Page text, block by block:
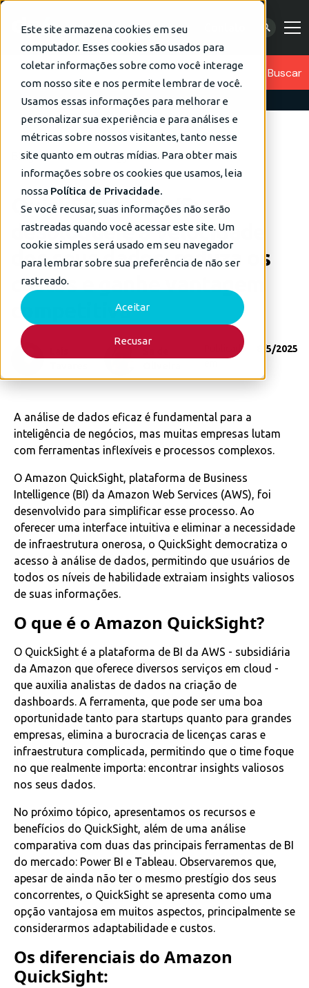
Este site armazena cookies em seu
computador. Esses cookies são usados para
coletar informações sobre como você interage
com nosso site e nos permite lembrar de você.
Usamos essas informações para melhorar e
personalizar sua experiência e para análises e
métricas sobre nossos visitantes, tanto nesse
site quanto em outras mídias. Para obter mais
informações sobre os cookies que usamos, leia
nossa Política de Privacidade.
Se você recusar, suas informações não serão
rastreadas quando você acessar este site. Um
cookie simples será usado em seu navegador
para lembrar sobre sua preferência de não ser
rastreado.
Aceitar
Recusar
Blog Data Strategy
QuickSight e AWS:
desbloqueie a velocidade
dos seus dados, reduza os
custos e ganhe vantagem
competitiva
Publicado
8/5/2025
A análise de dados eficaz é fundamental para a
inteligência de negócios, mas muitas empresas lutam
com ferramentas inflexíveis e processos complexos.
O Amazon QuickSight, plataforma de Business
Intelligence (BI) da Amazon Web Services (AWS), foi
desenvolvido para simplificar esse processo. Ao
oferecer uma interface intuitiva e eliminar a necessidade
de infraestrutura onerosa, o QuickSight democratiza o
acesso à análise de dados, permitindo que usuários de
todos os níveis de habilidade extraiam insights valiosos
de suas informações.
O que é o Amazon QuickSight?
O QuickSight é a plataforma de BI da AWS - subsidiária
da Amazon que oferece diversos serviços em cloud -
que auxilia analistas de dados na criação de
dashboards. A ferramenta, que pode ser uma boa
oportunidade tanto para startups quanto para grandes
empresas, elimina a burocracia de licenças caras e
infraestrutura complicada, permitindo que o time foque
no que realmente importa: encontrar insights valiosos
nos seus dados.
No próximo tópico, apresentamos os recursos e
benefícios do QuickSight, além de uma análise
comparativa com duas das principais ferramentas de BI
do mercado: Power BI e Tableau. Observaremos que,
apesar de ainda não ter o mesmo prestígio dos seus
concorrentes, o QuickSight se apresenta como uma
opção vantajosa em muitos aspectos, principalmente se
considerarmos adaptabilidade e custos.
Os diferenciais do Amazon
QuickSight: